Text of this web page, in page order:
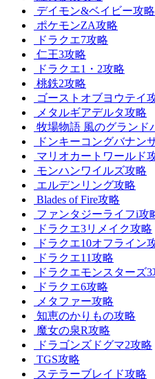
デイモン&ベイビー攻略
ポケモンZA攻略
ドラクエ7攻略
仁王3攻略
ドラクエ1・2攻略
桃鉄2攻略
ゴーストオブヨウテイ
メタルギアデルタ攻略
牧場物語 風のグランド
ドンキーコングバナン
マリオカートワールド
モンハンワイルズ攻略
エルデンリング攻略
Blades of Fire攻略
ファンタジーライフi攻
ドラクエ3リメイク攻略
ドラクエ10オフライン
ドラクエ11攻略
ドラクエモンスターズ3
ドラクエ6攻略
メタファー攻略
知恵のかりもの攻略
魔女の泉R攻略
ドラゴンズドグマ2攻略
TGS攻略
ステラーブレイド攻略